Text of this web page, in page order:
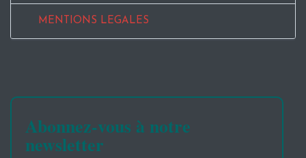
MENTIONS LEGALES
Abonnez-vous à notre
newsletter